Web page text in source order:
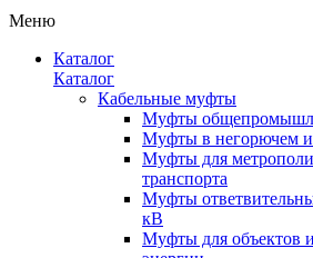
Меню
Каталог
Каталог
Кабельные муфты
Муфты
Муфты в негорючем
Муфты для
транспорта
Муфты
кВ
Муфты для объектов